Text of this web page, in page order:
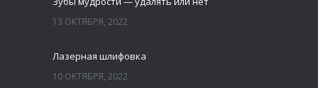
13 ОКТЯБРЯ, 2022
Лазерная шлифовка
10 ОКТЯБРЯ, 2022